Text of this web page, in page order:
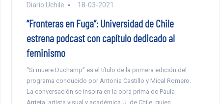
Diario Uchile 18-03-2021
“Fronteras en Fuga”: Universidad de Chile
estrena podcast con capítulo dedicado al
feminismo
“Si muere Duchamp” es el título de la primera edición del
programa conducido por Antonia Castillo y Mical Romero.
La conversación se inspira en la obra prima de Paula
Arrieta, artista visual y académica U. de Chile, quien